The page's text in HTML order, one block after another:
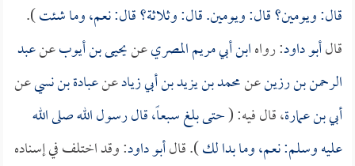
قال: ويومين؟ قال: ويومين. قال: وثلاثة؟ قال: نعم، وما شئت).
قالأبو داود: رواهابن أبي مريم المصريعنيحيى بن أيوبعنعبد
الرحمن بن رزينعنمحمد بن يزيد بن أبي زيادعنعبادة بن نسيعن
أبي بن عمارة، قال فيه: (حتى بلغ سبعاً، قال رسول الله صلى الله
عليه وسلم: نعم، وما بدا لك). قالأبو داود: وقد اختلف في إسناده